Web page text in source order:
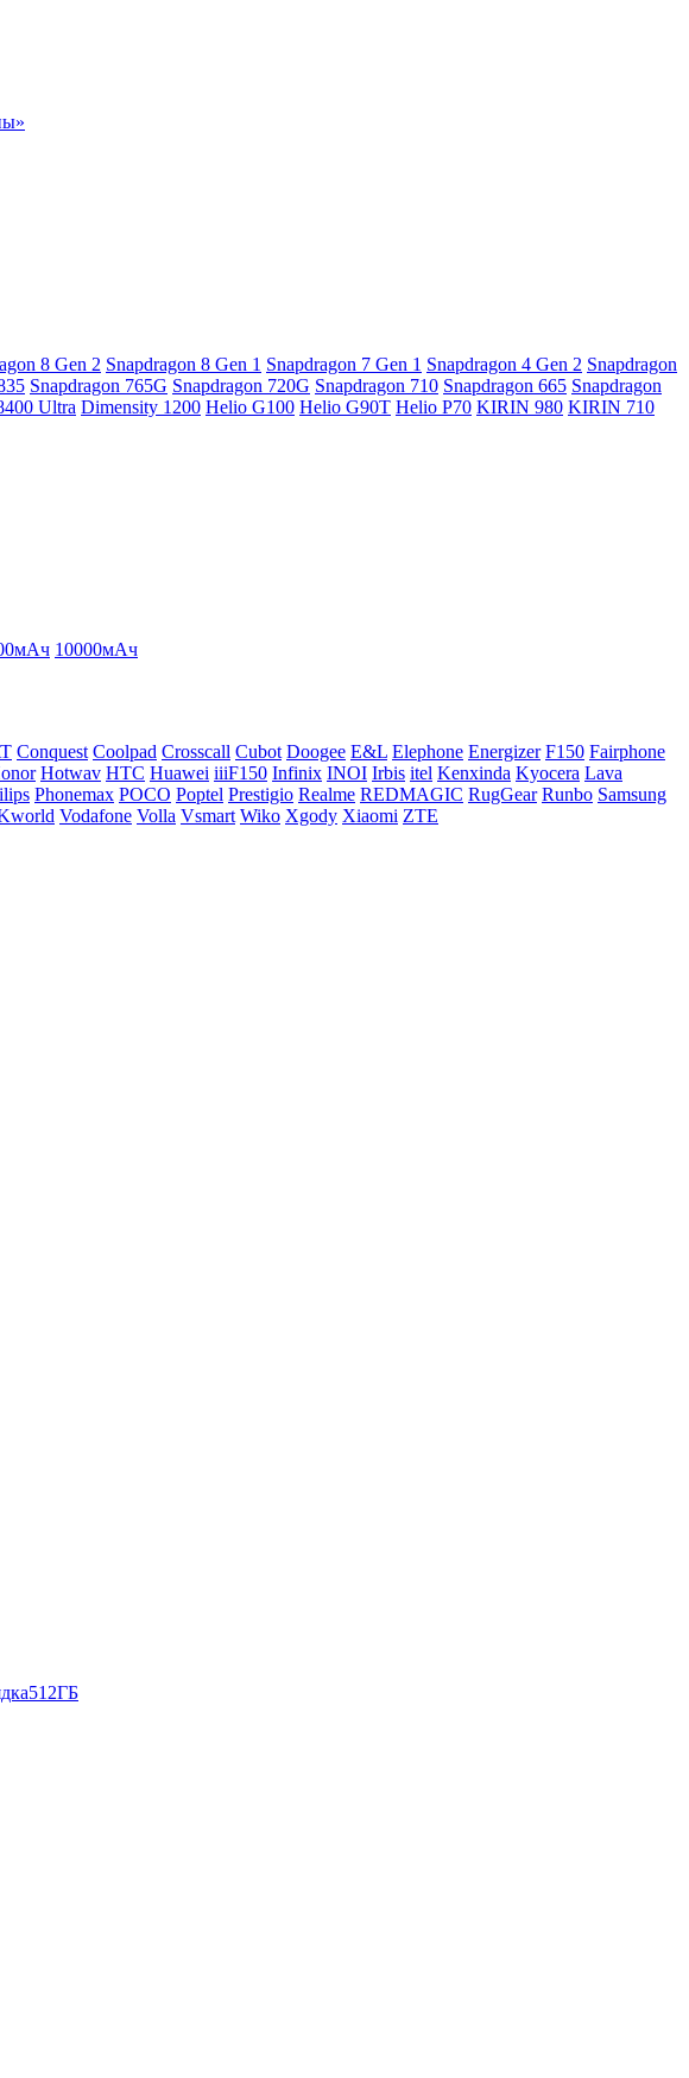
8 Gen 2 Snapdragon 8 Gen 1 Snapdragon 7 Gen 1 Snapdragon 4 Gen 2 Snapdragon
Snapdragon 765G Snapdragon 720G Snapdragon 710 Snapdragon 665 Snapdragon
Ultra Dimensity 1200 Helio G100 Helio G90T Helio P70 KIRIN 980 KIRIN 710
10000мАч
Conquest Coolpad Crosscall Cubot Doogee E&L Elephone Energizer F150 Fairphone
Hotwav HTC Huawei iiiF150 Infinix INOI Irbis itel Kenxinda Kyocera Lava
Phonemax POCO Poptel Prestigio Realme REDMAGIC RugGear Runbo Samsung
Vodafone Volla Vsmart Wiko Xgody Xiaomi ZTE
512ГБ